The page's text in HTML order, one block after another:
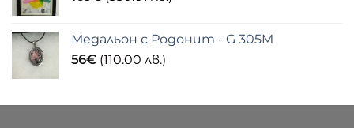
Медальон с Родонит - G 305M
56€ (110.00 лв.)